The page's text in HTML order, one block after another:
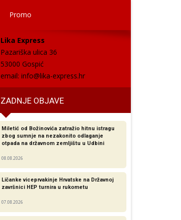
Promo
Lika Express
Pazariška ulica 36
53000 Gospić
email: info@lika-express.hr
ZADNJE OBJAVE
Miletić od Božinovića zatražio hitnu istragu
zbog sumnje na nezakonito odlaganje
otpada na državnom zemljištu u Udbini
08.08.2026
Ličanke viceprvakinje Hrvatske na Državnoj
završnici HEP turnira u rukometu
07.08.2026